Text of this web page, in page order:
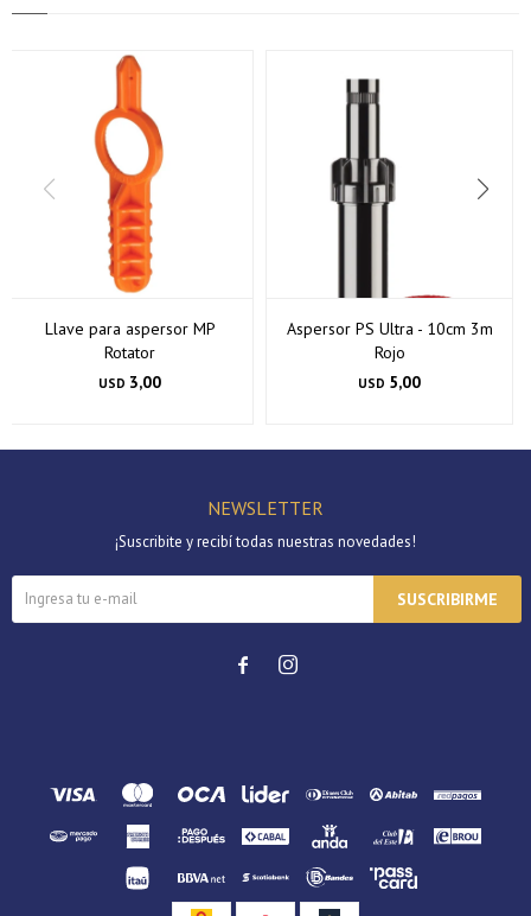
Llave para aspersor MP
Rotator
USD 3,00
Aspersor PS Ultra - 10cm 3m
Rojo
USD 5,00
NEWSLETTER
¡Suscribite y recibí todas nuestras novedades!
SUSCRIBIRME
 